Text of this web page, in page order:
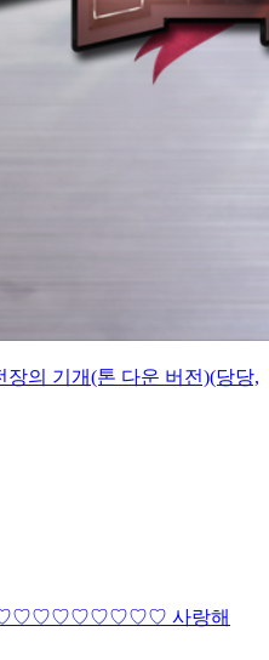
장의 기개(톤 다운 버전)(당당,
사랑해